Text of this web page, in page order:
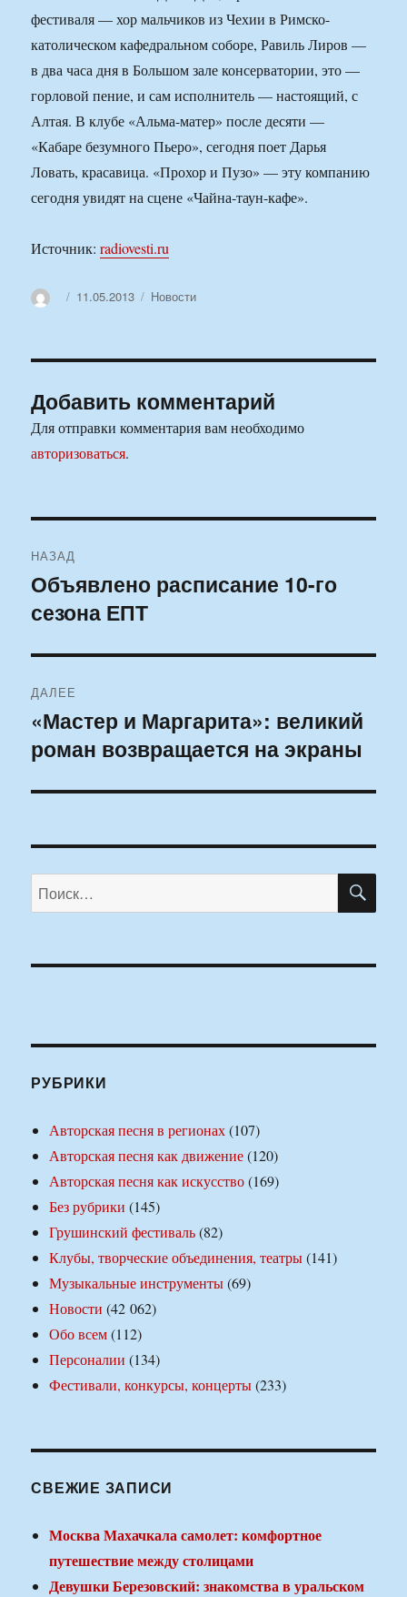
фестиваля — хор мальчиков из Чехии в Римско-
католическом кафедральном соборе, Равиль Лиров —
в два часа дня в Большом зале консерватории, это —
горловой пение, и сам исполнитель — настоящий, с
Алтая. В клубе «Альма-матер» после десяти —
«Кабаре безумного Пьеро», сегодня поет Дарья
Ловать, красавица. «Прохор и Пузо» — эту компанию
сегодня увидят на сцене «Чайна-таун-кафе».
Источник:radiovesti.ru
АвторОпубликовано
11.05.2013 Рубрики
Новости
Добавить комментарий
Для отправки комментария вам необходимо
авторизоваться.
по
записям
НАЗАД
Предыдущая
запись:
Объявлено расписание 10-го
сезона ЕПТ
ДАЛЕЕ
Следующая
запись:
«Мастер и Маргарита»: великий
роман возвращается на экраны
Искать:
РУБРИКИ
Авторская песня в регионах(107)
Авторская песня как движение(120)
Авторская песня как искусство(169)
Без рубрики (145)
Грушинский фестиваль(82)
Клубы, творческие объединения, театры(141)
Музыкальные инструменты(69)
Новости (42 062)
Обо всем(112)
Персоналии (134)
Фестивали, конкурсы, концерты(233)
СВЕЖИЕ ЗАПИСИ
Москва Махачкала самолет: комфортное
путешествие между столицами
Девушки Березовский: знакомства в уральском